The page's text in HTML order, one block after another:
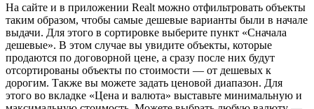
На сайте и в приложении Realt можно отфильтровать объекты
таким образом, чтобы самые дешевые варианты были в начале
выдачи. Для этого в сортировке выберите пункт «Сначала
дешевые». В этом случае вы увидите объекты, которые
продаются по договорной цене, а сразу после них будут
отсортированы объекты по стоимости — от дешевых к
дорогим. Также вы можете задать ценовой диапазон. Для
этого во вкладке «Цена и валюта» выставьте минимальную и